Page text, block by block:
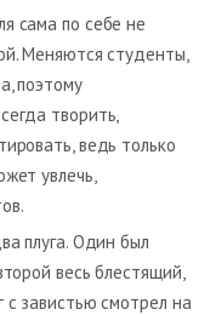
сама по себе не
Меняются студенты,
поэтому
творить,
ведь только
увлечь,
плуга. Один был
весь блестящий,
завистью смотрел на